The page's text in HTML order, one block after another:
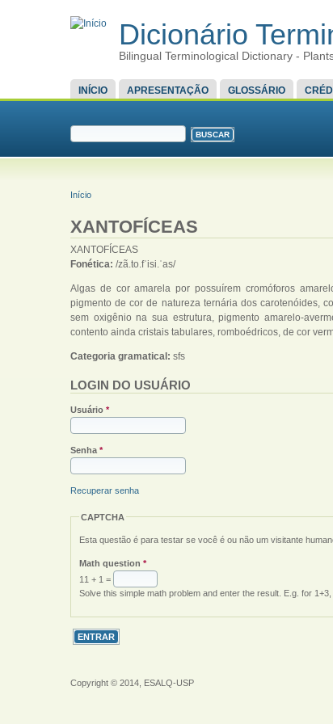
Dicionário
Bilingual Terminological Dictionary -
MENU PRINCIPAL
INÍCIO APRESENTAÇÃO GLOSSÁRIO
FORMULÁRIO DE BUSCA
VOCÊ ESTÁ AQUI
Início
XANTOFÍCEAS
XANTOFÍCEAS
Fonética: /zã.to.fˈisi.ˈas/
Algas de cor amarela por possuírem cromóforos
pigmento de cor de natureza ternária dos carotenóides,
sem oxigênio na sua estrutura, pigmento amarelo-
contento ainda cristais tabulares, romboédricos, de cor
Categoria gramatical: sfs
LOGIN DO USUÁRIO
Usuário *
Senha *
Recuperar senha
CAPTCHA
Esta questão é para testar se você é ou não um visitante
Math question *
11 + 1 =
Solve this simple math problem and enter the result. E.g. for 1+3,
Copyright © 2014, ESALQ-USP